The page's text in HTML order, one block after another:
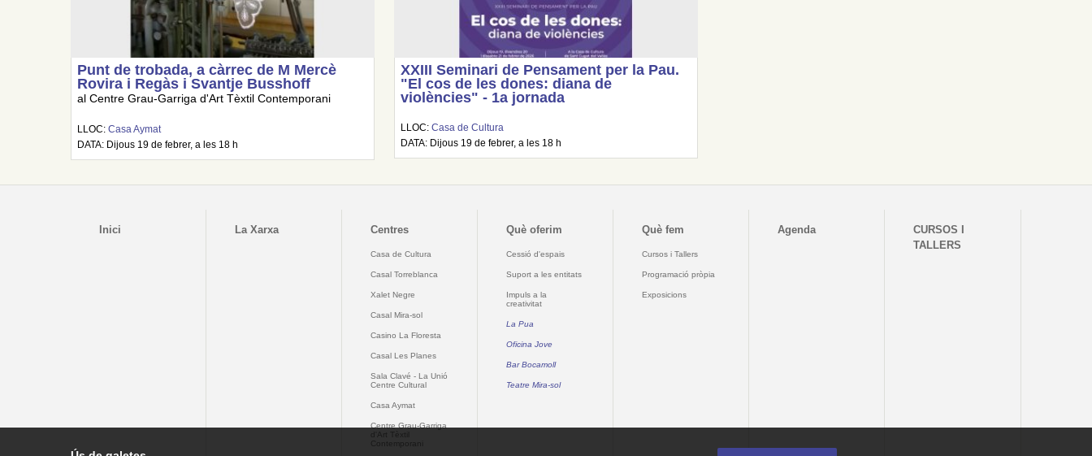
Punt de trobada, a càrrec de M Mercè
Rovira i Regàs i Svantje Busshoff
al Centre Grau-Garriga d'Art Tèxtil Contemporani
LLOC:Casa Aymat
DATA: Dijous 19 de febrer, a les 18 h
XXIII Seminari de Pensament per la Pau.
"El cos de les dones: diana de
violències" - 1a jornada
LLOC:Casa de Cultura
DATA: Dijous 19 de febrer, a les 18 h
Inici La Xarxa Centres
Casa de Cultura
Casal Torreblanca
Xalet Negre
Casal Mira-sol
Casino La Floresta
Casal Les Planes
Sala Clavé - La Unió
Centre Cultural
Casa Aymat
Centre Grau-Garriga
d'Art Tèxtil
Contemporani
Què oferim
Cessió d'espais
Suport a les entitats
Impuls a la
creativitat
La Pua
Oficina Jove
Bar Bocamoll
Teatre Mira-sol
Què fem
Cursos i Tallers
Programació pròpia
Exposicions
Agenda
CURSOS I
TALLERS